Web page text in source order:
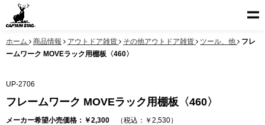
ホーム 商品情報 アウトドア雑貨 その他アウトドア雑貨 ツール、他
フレ
ームワーク MOVEラック用棚板〈460〉
UP-2706
フレームワーク MOVEラック用棚板〈460〉
メーカー希望小売価格：￥2,300 （税込：￥2,530）